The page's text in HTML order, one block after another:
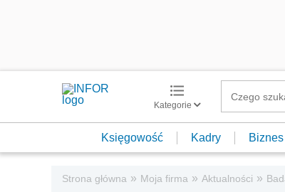
Kategorie
Księgowość Kadry Biznes
Strona główna » Moja firma » Aktualności »